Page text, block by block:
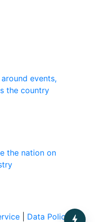
events,
the country
the nation on
Data Policy |